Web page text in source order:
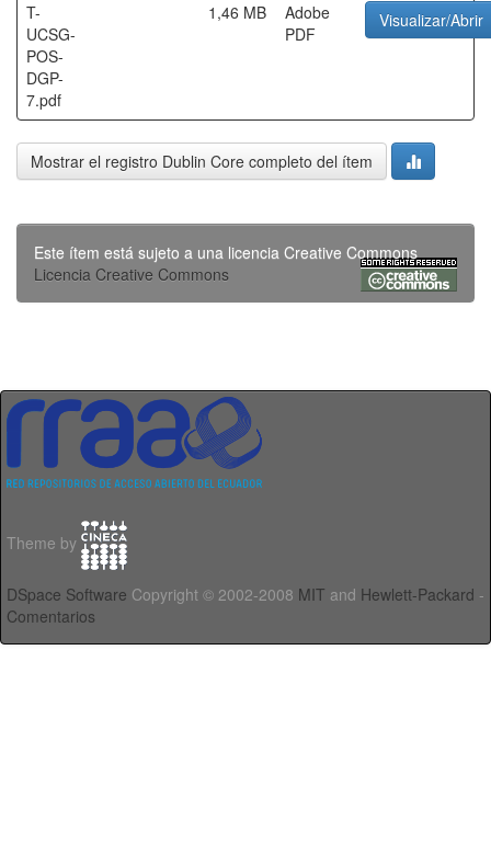
T-
UCSG-
POS-
DGP-
7.pdf
1,46 MB
Adobe
PDF
Visualizar/Abrir
Mostrar el registro Dublin Core completo del ítem
Este ítem está sujeto a una licencia Creative Commons
Licencia Creative Commons
Theme by
DSpace Software Copyright © 2002-2008 MIT and Hewlett-Packard -
Comentarios